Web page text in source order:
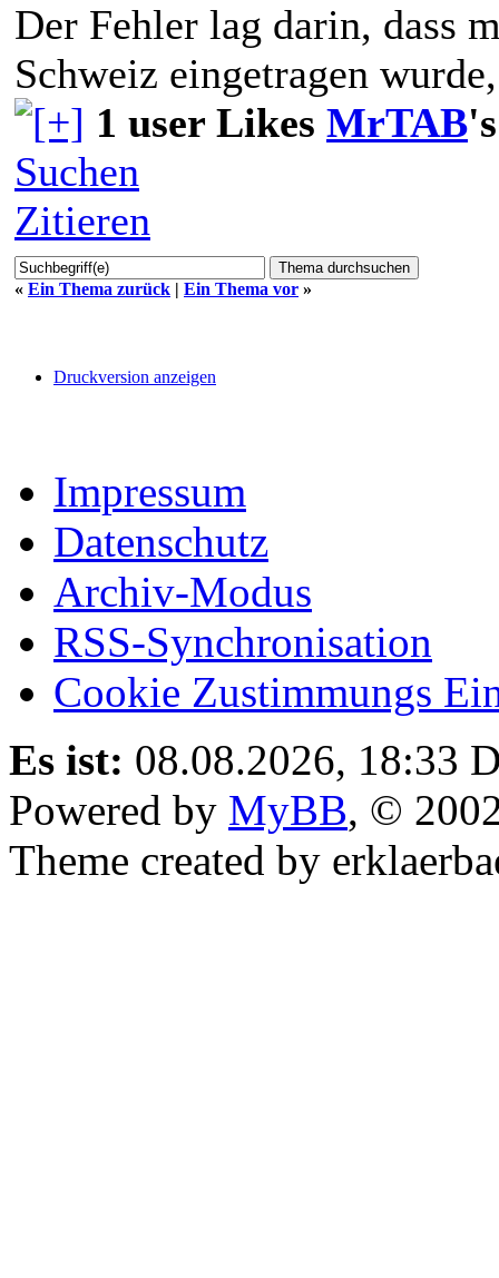
Der Fehler lag darin, dass
Schweiz eingetragen
1 user Likes MrTAB
Suchen
Zitieren
« Ein Thema zurück | Ein Thema vor »
Druckversion anzeigen
Impressum
Datenschutz
Archiv-Modus
RSS-Synchronisation
Cookie Zustimmungs
Es ist: 08.08.2026, 18:33
Powered by MyBB, ©
Theme created by